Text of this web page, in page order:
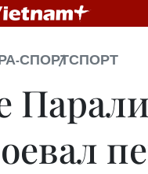
СПОРТСПОРТ